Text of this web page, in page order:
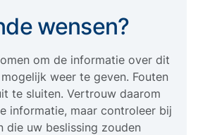
wensen?
om de informatie over dit
weer te geven. Fouten
te sluiten. Vertrouw daarom
informatie, maar controleer bij
die uw beslissing zouden